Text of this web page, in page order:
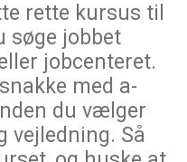
rette kursus til
søge jobbet
jobcenteret.
med a-
du vælger
vejledning. Så